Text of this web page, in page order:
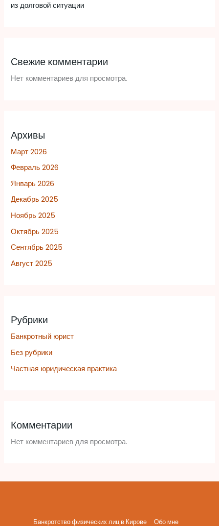
из долговой ситуации
Свежие комментарии
Нет комментариев для просмотра.
Архивы
Март 2026
Февраль 2026
Январь 2026
Декабрь 2025
Ноябрь 2025
Октябрь 2025
Сентябрь 2025
Август 2025
Рубрики
Банкротный юрист
Без рубрики
Частная юридическая практика
Комментарии
Нет комментариев для просмотра.
Банкротство физических лиц в Кирове Обо мне